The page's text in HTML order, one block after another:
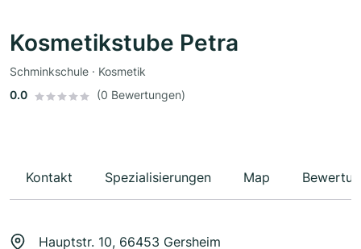
Kosmetikstube Petra
Schminkschule · Kosmetik
0.0
(0 Bewertungen)
Kontakt Spezialisierungen Map
Hauptstr. 10, 66453 Gersheim